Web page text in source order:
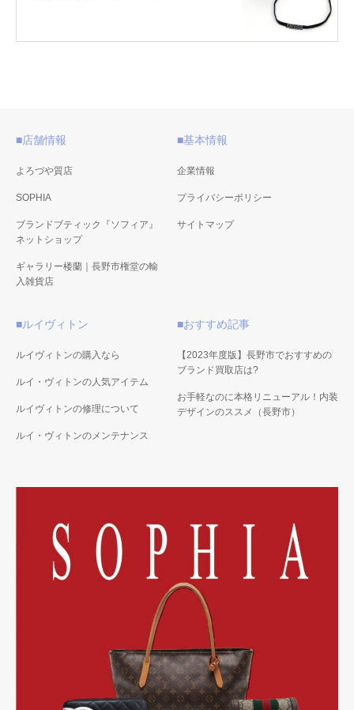
■店舗情報
よろづや質店
SOPHIA
ブランドブティック『ソフィア』
ネットショップ
ギャラリー楼蘭｜長野市権堂の輸
入雑貨店
■基本情報
企業情報
プライバシーポリシー
サイトマップ
■ルイヴィトン
ルイヴィトンの購入なら
ルイ・ヴィトンの人気アイテム
ルイヴィトンの修理について
ルイ・ヴィトンのメンテナンス
■おすすめ記事
【2023年度版】長野市でおすすめの
ブランド買取店は?
お手軽なのに本格リニューアル！内装
デザインのススメ（長野市）